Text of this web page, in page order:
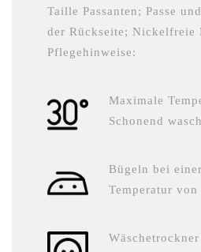
Taille Passanten; Passe
der Rückseite; Nickelfreie
Pflegehinweise:
Maximale
Schonend
Bügeln bei
Temperatur von